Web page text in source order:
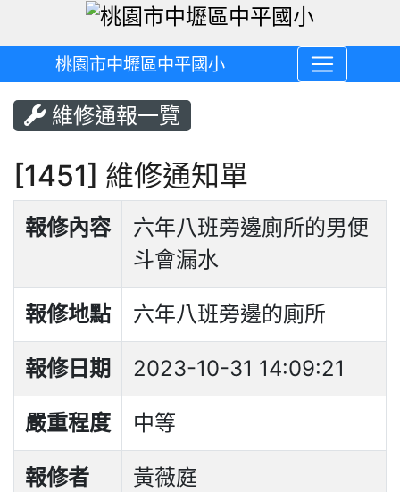
桃園市中壢區中平國小
維修通報一覽
[1451] 維修通知單
報修內容
六年八班旁邊廁所的男便
斗會漏水
報修地點 六年八班旁邊的廁所
報修日期 2023-10-31 14:09:21
嚴重程度 中等
報修者 黃薇庭